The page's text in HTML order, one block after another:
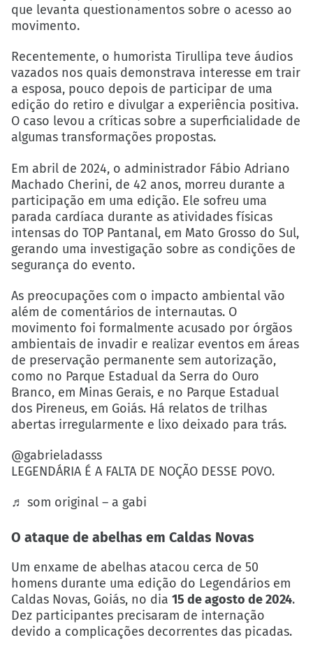
que levanta questionamentos sobre o acesso ao
movimento.
Recentemente, o humorista Tirullipa teve áudios
vazados nos quais demonstrava interesse em trair
a esposa, pouco depois de participar de uma
edição do retiro e divulgar a experiência positiva.
O caso levou a críticas sobre a superficialidade de
algumas transformações propostas.
Em abril de 2024, o administrador Fábio Adriano
Machado Cherini, de 42 anos, morreu durante a
participação em uma edição. Ele sofreu uma
parada cardíaca durante as atividades físicas
intensas do TOP Pantanal, em Mato Grosso do Sul,
gerando uma investigação sobre as condições de
segurança do evento.
As preocupações com o impacto ambiental vão
além de comentários de internautas. O
movimento foi formalmente acusado por órgãos
ambientais de invadir e realizar eventos em áreas
de preservação permanente sem autorização,
como no Parque Estadual da Serra do Ouro
Branco, em Minas Gerais, e no Parque Estadual
dos Pireneus, em Goiás. Há relatos de trilhas
abertas irregularmente e lixo deixado para trás.
@gabrieladasss
LEGENDÁRIA É A FALTA DE NOÇÃO DESSE POVO.
♬ som original – a gabi
O ataque de abelhas em Caldas Novas
Um enxame de abelhas atacou cerca de 50
homens durante uma edição do Legendários em
Caldas Novas, Goiás, no dia 15 de agosto de 2024.
Dez participantes precisaram de internação
devido a complicações decorrentes das picadas.